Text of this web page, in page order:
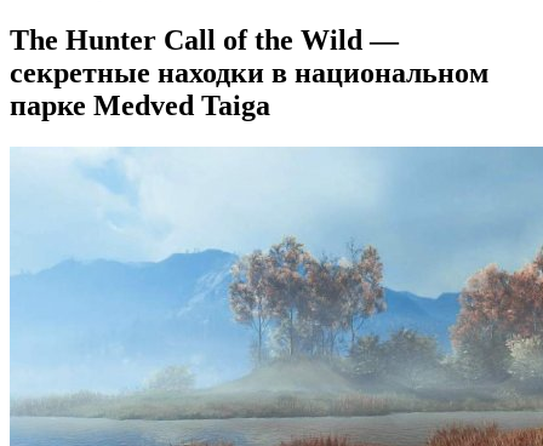
The Hunter Call of the Wild —
секретные находки в национальном
парке Medved Taiga